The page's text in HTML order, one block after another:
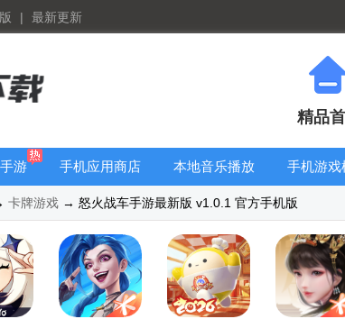
| 最新更新
精品
游
手机应用商店
本地音乐播放
手机游戏
器安卓版
卡牌游戏 → 怒火战车手游最新版 v1.0.1 官方手机版